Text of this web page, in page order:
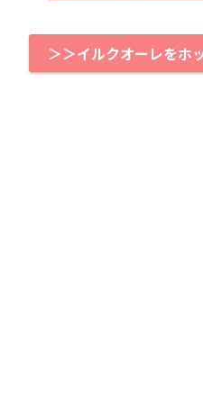
＞＞イルクオーレをホ